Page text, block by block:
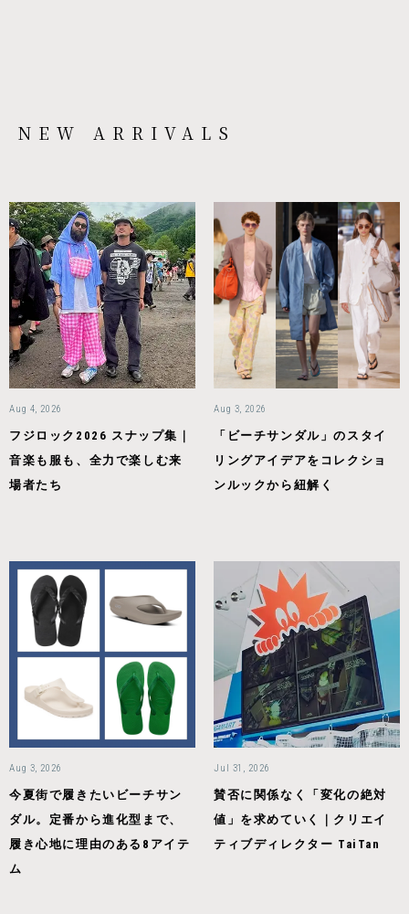
NEW ARRIVALS
Aug 4, 2026
フジロック2026 スナップ集｜
音楽も服も、全力で楽しむ来
場者たち
Aug 3, 2026
「ビーチサンダル」のスタイ
リングアイデアをコレクショ
ンルックから紐解く
Aug 3, 2026
今夏街で履きたいビーチサン
ダル。定番から進化型まで、
履き心地に理由のある8アイテ
ム
Jul 31, 2026
賛否に関係なく「変化の絶対
値」を求めていく｜クリエイ
ティブディレクター TaiTan